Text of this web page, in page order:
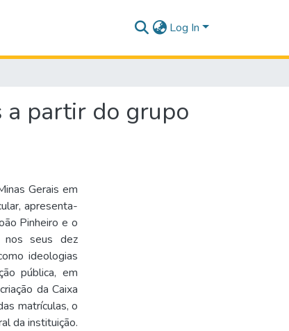
Log In
a partir do grupo
Gerais em
apresenta-
Pinheiro e o
nos seus dez
ideologias
pública, em
da Caixa
matrículas, o
da instituição.